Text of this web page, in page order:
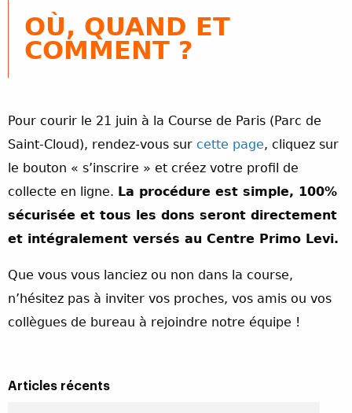
OÙ, QUAND ET
COMMENT ?
Pour courir le 21 juin à la Course de Paris (Parc de
Saint-Cloud), rendez-vous sur cette page, cliquez sur
le bouton « s’inscrire » et créez votre profil de
collecte en ligne. La procédure est simple, 100%
sécurisée et tous les dons seront directement
et intégralement versés au Centre Primo Levi.
Que vous vous lanciez ou non dans la course,
n’hésitez pas à inviter vos proches, vos amis ou vos
collègues de bureau à rejoindre notre équipe !
Articles récents